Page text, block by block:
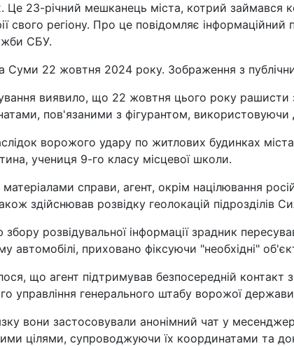
Це 23-річний мешканець міста, котрий займався
свого регіону. Про це повідомляє
СБУ.
Суми 22 жовтня 2024 року. Зображення з
виявило, що 22 жовтня цього року рашисти
пов'язаними з фігурантом,
ворожого удару по житлових будинках
учениця 9-го класу місцевої школи.
матеріалами справи, агент, окрім націлювання
здійснював розвідку геолокацій підрозділів
розвідувальної інформації зрадник
автомобілі, приховано фіксуючи "необхідні"
що агент підтримував безпосередній контакт
управління генерального штабу ворожої
вони застосовували анонімний чат у
цілями, супроводжуючи їх координатами та